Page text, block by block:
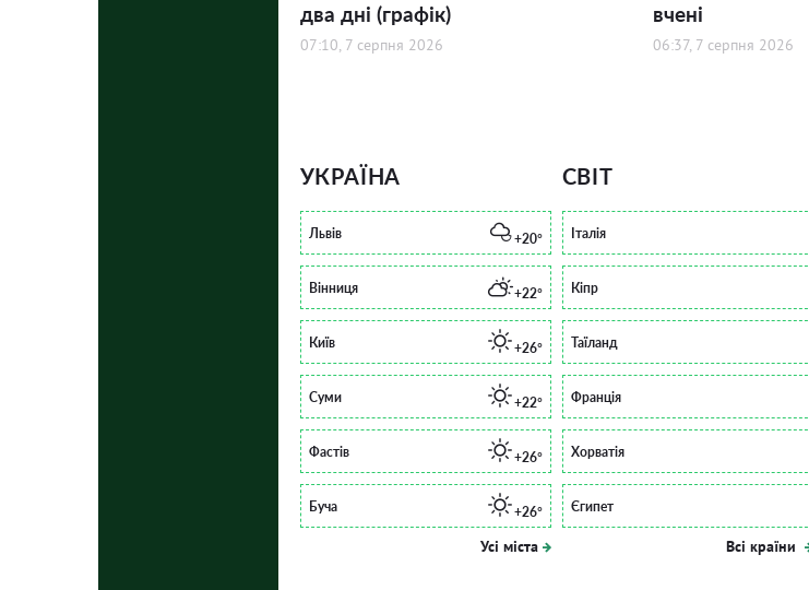
два дні (графік)
07:10, 7 серпня 2026
вчені
06:37, 7 серпня 2026
УКРАЇНА
Львів +20°
Вінниця +22°
Київ +26°
Суми +22°
Фастів +26°
Буча +26°
Усі міста
СВІТ
Італія
Кіпр
Таїланд
Франція
Хорватія
Єгипет
Всі країни